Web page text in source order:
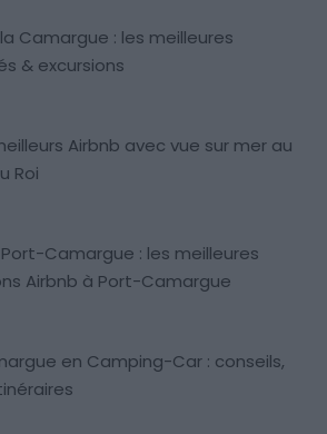
Camargue : les meilleures
& excursions
Airbnb avec vue sur mer au
Roi
Camargue : les meilleures
Airbnb à Port-Camargue
en Camping-Car : conseils,